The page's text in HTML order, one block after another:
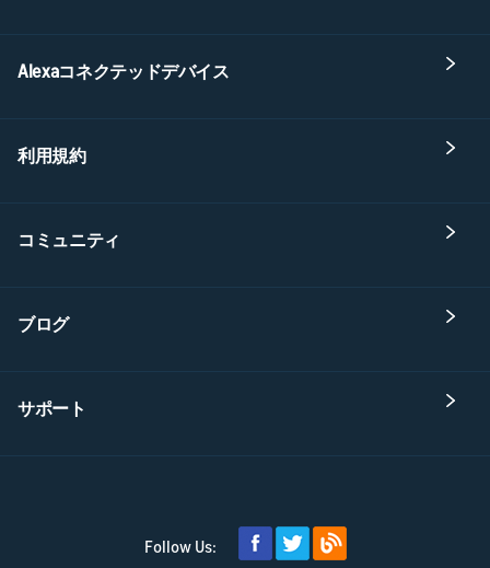
Alexaコネクテッドデバイス
利用規約
コミュニティ
ブログ
サポート
Follow Us: